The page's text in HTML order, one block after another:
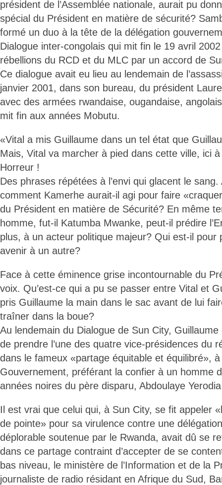
président de l’Assemblée nationale, aurait pu
spécial du Président en matière de sécurité?
formé un duo à la tête de la délégation
Dialogue inter-congolais qui mit fin le 19 avril
rébellions du RCD et du MLC par un accord de
Ce dialogue avait eu lieu au lendemain de
janvier 2001, dans son bureau, du président
avec des armées rwandaise, ougandaise,
mit fin aux années Mobutu.
«Vital a mis Guillaume dans un tel état que
Mais, Vital va marcher à pied dans cette ville, ici
Horreur !
Des phrases répétées à l’envi qui glacent le
comment Kamerhe aurait-il agi pour faire
du Président en matière de Sécurité? En même
homme, fut-il Katumba Mwanke, peut-il prédire
plus, à un acteur politique majeur? Qui est-il pour
avenir à un autre?
Face à cette éminence grise incontournable du
voix. Qu’est-ce qui a pu se passer entre Vital et
pris Guillaume la main dans le sac avant de lui
traîner dans la boue?
Au lendemain du Dialogue de Sun City,
de prendre l’une des quatre vice-présidences du
dans le fameux «partage équitable et équilibré»,
Gouvernement, préférant la confier à un homme
années noires du père disparu, Abdoulaye
Il est vrai que celui qui, à Sun City, se fit appeler
de pointe» pour sa virulence contre une
déplorable soutenue par le Rwanda, avait dû se
dans ce partage contraint d’accepter de se
bas niveau, le ministère de l’Information et de la
journaliste de radio résidant en Afrique du Sud,